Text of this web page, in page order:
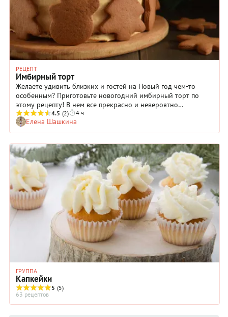
РЕЦЕПТ
Имбирный торт
Желаете удивить близких и гостей на Новый год чем-то
особенным? Приготовьте новогодний имбирный торт по
этому рецепту! В нем все прекрасно и невероятно
гармонично: и ароматные коржи на патоке, и изысканный
крем с соленой карамелью, и сказочный декор из настоящих
пряников. Приготовление такого торта дело, конечно,
небыстрое и не слишком простое, но вы ни разу не
пожалеете ни времени, ни затраченных усилий. Кстати, если
захотите, придумайте свой собственный вариант декора
готового десерта. Подойдут шоколадная стружка,
миндальные лепестки, цитрусовые, а также готовые
кондитерские посыпки и глазурь (для пряников).
4.5 (2) 4 ч
Елена Шашкина
ГРУППА
Капкейки
5 (5)
63 рецептов